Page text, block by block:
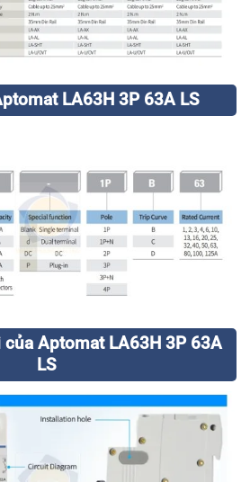
LA63H 3P 63A LS
của Aptomat LA63H 3P 63A
LS